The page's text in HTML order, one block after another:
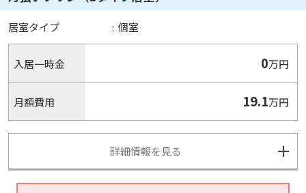
居室タイプ : 個室
入居一時金 0万円
月額費用 19.1万円
詳細情報を見る